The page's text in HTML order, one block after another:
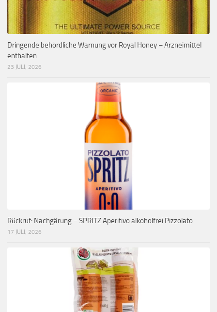
Dringende behördliche Warnung vor Royal Honey – Arzneimittel
enthalten
23 JULI, 2026
Rückruf: Nachgärung – SPRITZ Aperitivo alkoholfrei Pizzolato
17 JULI, 2026